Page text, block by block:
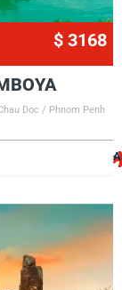
$ 3168
Doc / Phnom Penh